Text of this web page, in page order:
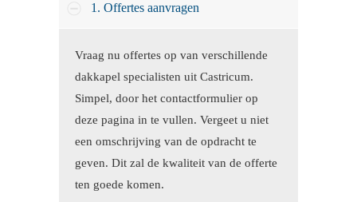
1. Offertes aanvragen
Vraag nu offertes op van verschillende
dakkapel specialisten uit Castricum.
Simpel, door het contactformulier op
deze pagina in te vullen. Vergeet u niet
een omschrijving van de opdracht te
geven. Dit zal de kwaliteit van de offerte
ten goede komen.